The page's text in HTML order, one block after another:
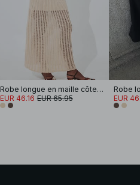
Robe longue en maille côtelée
EUR 46.16 EUR 65.95 EUR